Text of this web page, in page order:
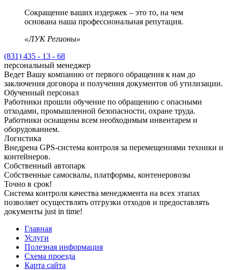
Сокращение ваших издержек – это то, на чем
основана наша профессиональная репутация.
«ЛУК Регионы»
(831) 435 - 13 - 68
персональный менеджер
Ведет Вашу компанию от первого обращения к нам до
заключения договора и получения документов об утилизации.
Обученный персонал
Работники прошли обучение по обращению с опасными
отходами, промышленной безопасности, охране труда.
Работники оснащены всем необходимым инвентарем и
оборудованием.
Логистика
Внедрена GPS-система контроля за перемещениями техники и
контейнеров.
Собственный автопарк
Собственные самосвалы, платформы, контенеровозы
Точно в срок!
Система контроля качества менеджмента на всех этапах
позволяет осуществлять отгрузки отходов и предоставлять
документы just in time!
Главная
Услуги
Полезная информация
Схема проезда
Карта сайта